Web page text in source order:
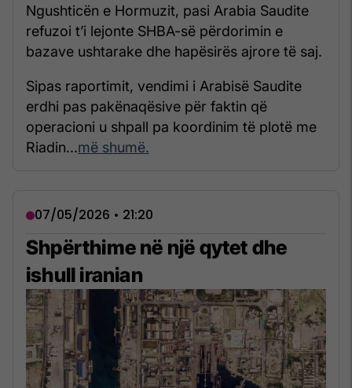
Ngushticën e Hormuzit, pasi Arabia Saudite
refuzoi t’i lejonte SHBA-së përdorimin e
bazave ushtarake dhe hapësirës ajrore të saj.
Sipas raportimit, vendimi i Arabisë Saudite
erdhi pas pakënaqësive për faktin që
operacioni u shpall pa koordinim të plotë me
Riadin...më shumë.
07/05/2026 • 21:20
Shpërthime në një qytet dhe
ishull iranian